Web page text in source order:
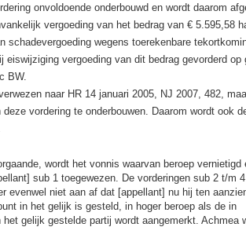
onvoldoende onderbouwd en wordt daarom
vergoeding van het bedrag van € 5.595,58
schadevergoeding wegens toerekenbare
eiswijziging vergoeding van dit bedrag gevorderd op
BW.
naar HR 14 januari 2005, NJ 2007, 482,
vordering te onderbouwen. Daarom wordt ook
wordt het vonnis waarvan beroep vernietigd
sub 1 toegewezen. De vorderingen sub 2 t/m
evenwel niet aan af dat [appellant] nu hij ten
in het gelijk is gesteld, in hoger beroep als de in
het gelijk gestelde partij wordt aangemerkt. Achmea